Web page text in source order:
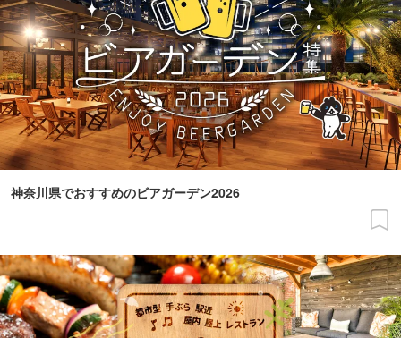
神奈川県でおすすめのビアガーデン2026